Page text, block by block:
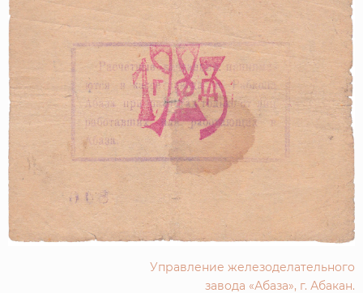
Управление железоделательного
завода «Абаза», г. Абакан.